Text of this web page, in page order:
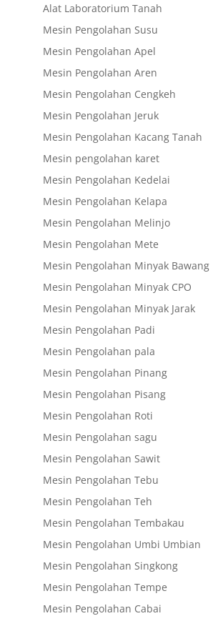
Alat Laboratorium Tanah
Mesin Pengolahan Susu
Mesin Pengolahan Apel
Mesin Pengolahan Aren
Mesin Pengolahan Cengkeh
Mesin Pengolahan Jeruk
Mesin Pengolahan Kacang Tanah
Mesin pengolahan karet
Mesin Pengolahan Kedelai
Mesin Pengolahan Kelapa
Mesin Pengolahan Melinjo
Mesin Pengolahan Mete
Mesin Pengolahan Minyak Bawang
Mesin Pengolahan Minyak CPO
Mesin Pengolahan Minyak Jarak
Mesin Pengolahan Padi
Mesin Pengolahan pala
Mesin Pengolahan Pinang
Mesin Pengolahan Pisang
Mesin Pengolahan Roti
Mesin Pengolahan sagu
Mesin Pengolahan Sawit
Mesin Pengolahan Tebu
Mesin Pengolahan Teh
Mesin Pengolahan Tembakau
Mesin Pengolahan Umbi Umbian
Mesin Pengolahan Singkong
Mesin Pengolahan Tempe
Mesin Pengolahan Cabai